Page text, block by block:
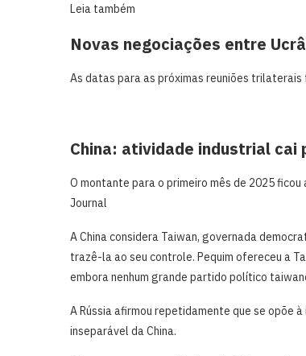
Leia também
Novas negociações entre
As datas para as próximas reuniões trilaterais
China: atividade industrial cai
O montante para o primeiro mês de 2025
Journal
A China considera Taiwan, governada
trazê-la ao seu controle. Pequim ofereceu a
embora nenhum grande partido político
A Rússia afirmou repetidamente que se opõe
inseparável da China.